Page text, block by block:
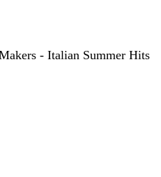
- Italian Summer Hits